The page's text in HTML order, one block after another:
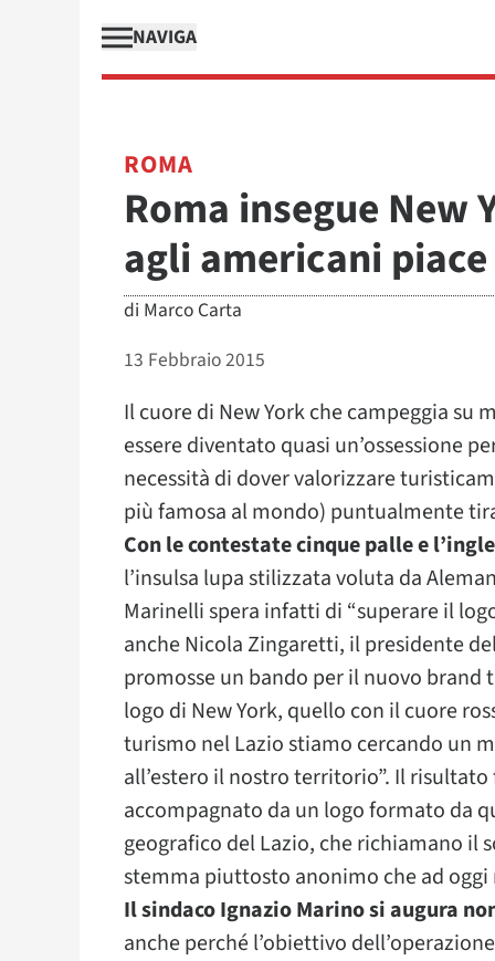
NAVIGA
ROMA
Roma insegue New
agli americani
di Marco Carta
13 Febbraio 2015
Il cuore di New York che campeggia
essere diventato quasi un’ossessione
necessità di dover valorizzare
più famosa al mondo) puntualmente
Con le contestate cinque palle e
l’insulsa lupa stilizzata voluta da
Marinelli spera infatti di “superare il
anche Nicola Zingaretti, il presidente
promosse un bando per il nuovo brand
logo di New York, quello con il cuore
turismo nel Lazio stiamo cercando un
all’estero il nostro territorio”. Il risultato
accompagnato da un logo formato da
geografico del Lazio, che richiamano il
stemma piuttosto anonimo che ad
Il sindaco Ignazio Marino si augura
anche perché l’obiettivo